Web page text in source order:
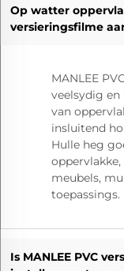
Op watter
versieringsfilme
MANLEE
veelsydig en
van
insluitend
Hulle heg
meubels,
toepassings.
Is MANLEE PVC